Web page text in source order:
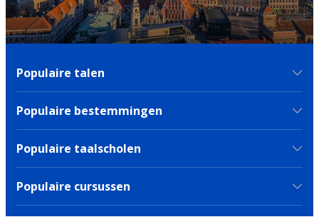
Populaire talen
Populaire bestemmingen
Populaire taalscholen
Populaire cursussen